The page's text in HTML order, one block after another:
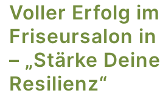
Voller Erfolg im
Friseursalon
– „Stärke Deine
Resilienz“